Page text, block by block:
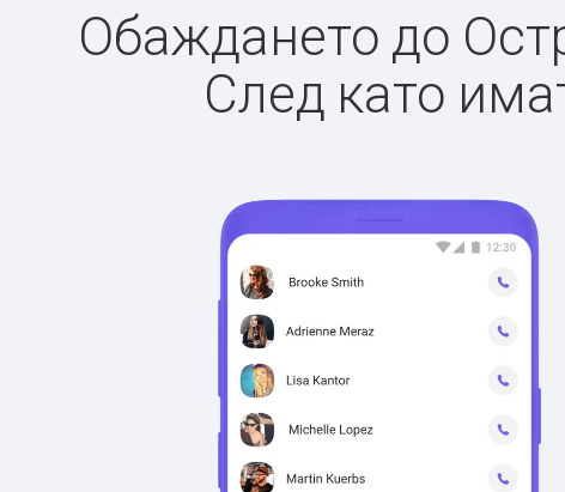
Обаждането до
След като